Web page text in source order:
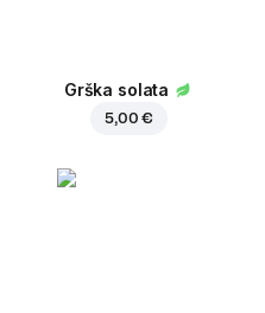
Grška solata
5,00 €